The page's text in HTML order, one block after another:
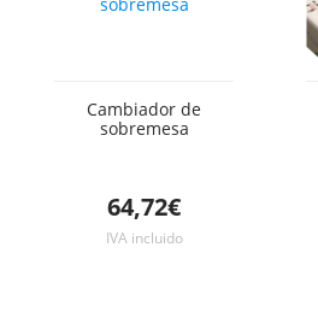
Cambiador de
sobremesa
64,72€
IVA incluido